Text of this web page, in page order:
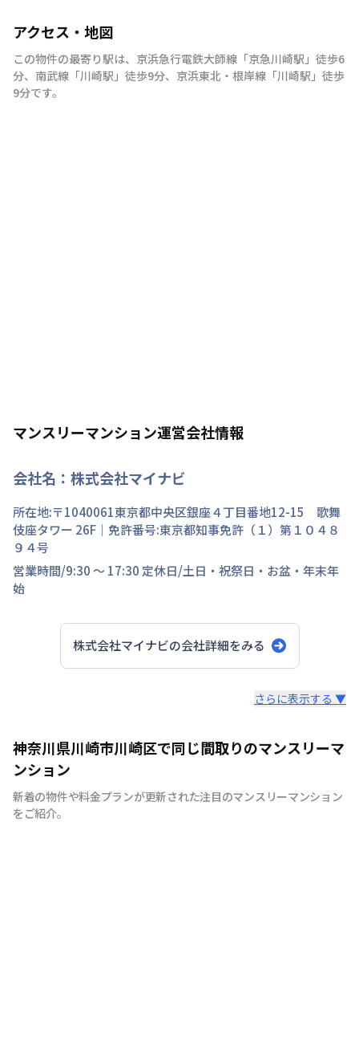
アクセス・地図
この物件の最寄り駅は、 京浜急行電鉄大師線 「京急川崎駅 」 徒歩6
分、 南武線 「川崎駅 」 徒歩9分、 京浜東北・根岸線 「川崎駅 」 徒歩
9分です。
マンスリーマンション運営会社情報
会社名： 株式会社マイナビ
所在地:〒1040061東京都中央区銀座４丁目番地12-15 歌舞
伎座タワー 26F ｜免許番号:東京都知事免許（１）第１０４８
９４号
営業時間/9:30 ～ 17:30 定休日/土日・祝祭日・お盆・年末年
始
株式会社マイナビの会社詳細をみる
快適で安心な住まいをご提供。入居者様の住み心地と健康
を考え、専門部隊がお部屋を厳選！入居者満足度97％！
さらに表示する ▼
神奈川県川崎市川崎区で同じ間取りのマンスリーマ
ンション
新着の物件や料金プランが更新された注目のマンスリーマンション
をご紹介。